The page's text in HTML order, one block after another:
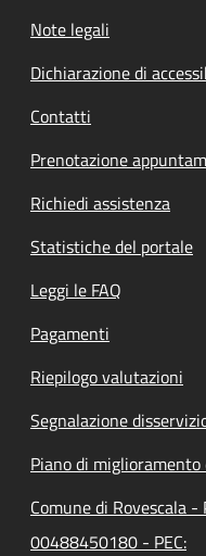
Note legali
Dichiarazione di
Contatti
Prenotazione
Richiedi assistenza
Statistiche del portale
Leggi le FAQ
Pagamenti
Riepilogo valutazioni
Segnalazione
Piano di miglioramento
Comune di Rovescala
00488450180 - PEC: